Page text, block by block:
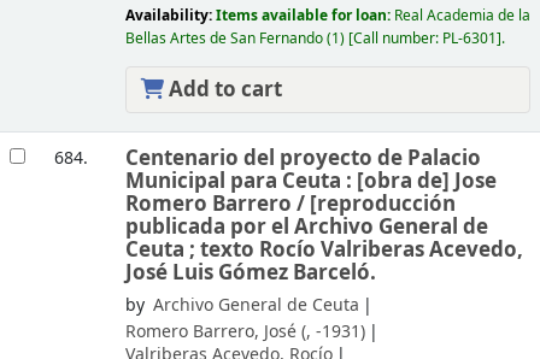
Availability:Items available for loan: Real Academia de la
Bellas Artes de San Fernando(1) Call number: PL-6301 .
Add to cart
684. Centenario del proyecto de Palacio
Municipal para Ceuta : [obra de] Jose
Romero Barrero / [reproducción
publicada por el Archivo General de
Ceuta ; texto Rocío Valriberas Acevedo,
José Luis Gómez Barceló.
by Archivo General de Ceuta
Romero Barrero, José (, -1931)